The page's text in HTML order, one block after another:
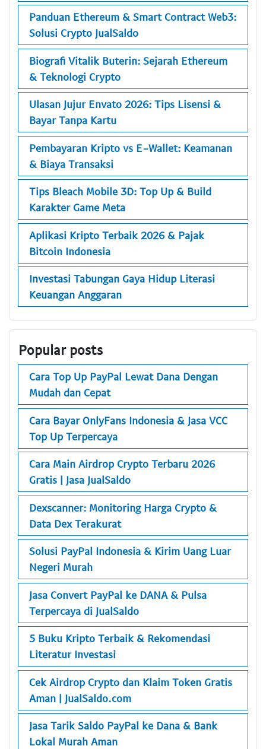
Panduan Ethereum & Smart Contract Web3:
Solusi Crypto JualSaldo
Biografi Vitalik Buterin: Sejarah Ethereum
& Teknologi Crypto
Ulasan Jujur Envato 2026: Tips Lisensi &
Bayar Tanpa Kartu
Pembayaran Kripto vs E-Wallet: Keamanan
& Biaya Transaksi
Tips Bleach Mobile 3D: Top Up & Build
Karakter Game Meta
Aplikasi Kripto Terbaik 2026 & Pajak
Bitcoin Indonesia
Investasi Tabungan Gaya Hidup Literasi
Keuangan Anggaran
Popular posts
Cara Top Up PayPal Lewat Dana Dengan
Mudah dan Cepat
Cara Bayar OnlyFans Indonesia & Jasa VCC
Top Up Terpercaya
Cara Main Airdrop Crypto Terbaru 2026
Gratis | Jasa JualSaldo
Dexscanner: Monitoring Harga Crypto &
Data Dex Terakurat
Solusi PayPal Indonesia & Kirim Uang Luar
Negeri Murah
Jasa Convert PayPal ke DANA & Pulsa
Terpercaya di JualSaldo
5 Buku Kripto Terbaik & Rekomendasi
Literatur Investasi
Cek Airdrop Crypto dan Klaim Token Gratis
Aman | JualSaldo.com
Jasa Tarik Saldo PayPal ke Dana & Bank
Lokal Murah Aman